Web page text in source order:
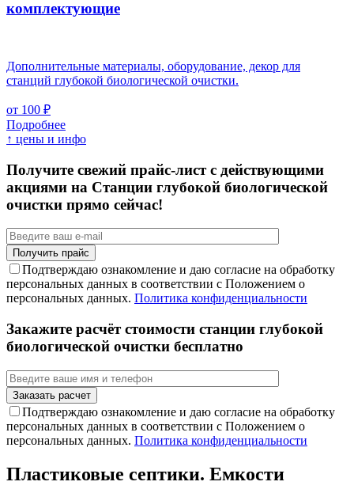
комплектующие
Дополнительные материалы, оборудование, декор для
станций глубокой биологической очистки.
от 100 ₽
Подробнее
↑ цены и инфо
Получите свежий прайс-лист с действующими
акциями на Станции глубокой биологической
очистки прямо сейчас!
Подтверждаю ознакомление и даю согласие на обработку
персональных данных в соответствии с Положением о
персональных данных. Политика конфиденциальности
Закажите расчёт стоимости станции глубокой
биологической очистки бесплатно
Подтверждаю ознакомление и даю согласие на обработку
персональных данных в соответствии с Положением о
персональных данных. Политика конфиденциальности
Пластиковые септики. Емкости